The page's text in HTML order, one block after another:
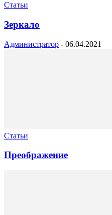
Статьи
Зеркало
Администратор - 06.04.2021
Статьи
Преображение